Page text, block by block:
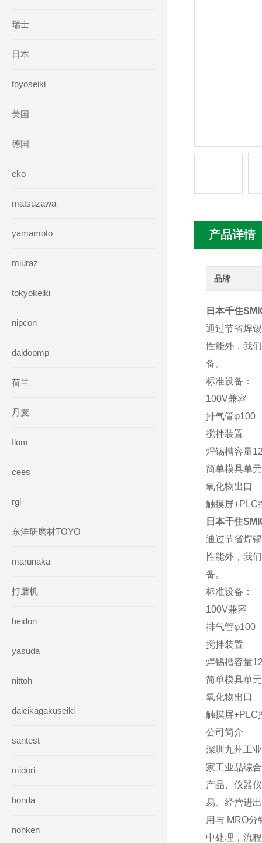
瑞士
日本
toyoseiki
美国
德国
eko
matsuzawa
yamamoto
miuraz
tokyokeiki
nipcon
daidopmp
荷兰
丹麦
flom
cees
rgl
东洋研磨材TOYO
marunaka
打磨机
heidon
yasuda
nittoh
daieikagakuseiki
santest
midori
honda
nohken
产品详情
品牌
日本千住
通过节省焊
性能外，我
备。
标准设备：
100V兼容
排气管φ100
搅拌装置
焊锡槽容量
简单模具单元
氧化物出口
触摸屏+PLC
日本千住
通过节省焊
性能外，我
备。
标准设备：
100V兼容
排气管φ100
搅拌装置
焊锡槽容量
简单模具单元
氧化物出口
触摸屏+PLC
公司简介
深圳九州工
家工业品综
产品、仪器
易、经营进
用与 MRO分
中处理，流